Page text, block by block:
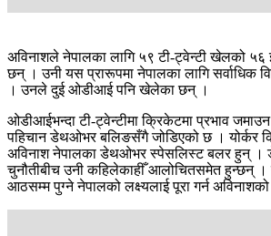
अविनाशले नेपालका लागि ५९ टी-ट्वेन्टी खेलको ५६
छन् । उनी यस प्रारूपमा नेपालका लागि सर्वाधिक
। उनले दुई ओडीआई पनि खेलेका छन् ।
ओडीआईभन्दा टी-ट्वेन्टीमा क्रिकेटमा प्रभाव
पहिचान डेथओभर बलिङसँगै जोडिएको छ । योर्कर
अविनाश नेपालका डेथओभर स्पेसलिस्ट बलर हुन् ।
चुनौतीबीच उनी कहिलेकाहीँ आलोचितसमेत हुन्छन् ।
आठसम्म पुग्ने नेपालको लक्ष्यलाई पूरा गर्न